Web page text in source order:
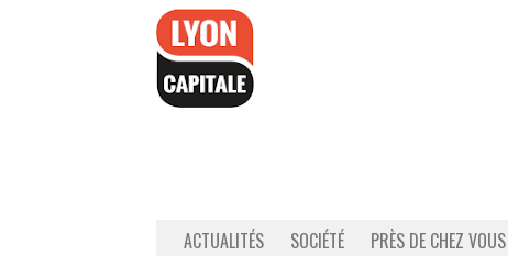
ACTUALITÉS SOCIÉTÉ PRÈS DE CHEZ VOUS